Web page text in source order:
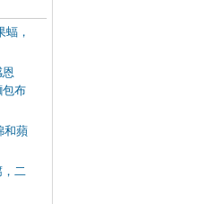
，
包布
和蘋
，二